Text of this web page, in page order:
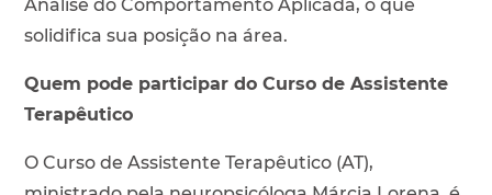
Análise do Comportamento Aplicada, o que
solidifica sua posição na área.
Quem pode participar do Curso de Assistente
Terapêutico
O Curso de Assistente Terapêutico (AT),